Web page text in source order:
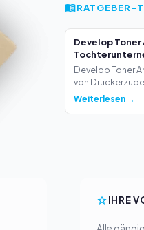
RATGEBER-
Develop
Develop Toner
von
Weiterlesen →
IHRE